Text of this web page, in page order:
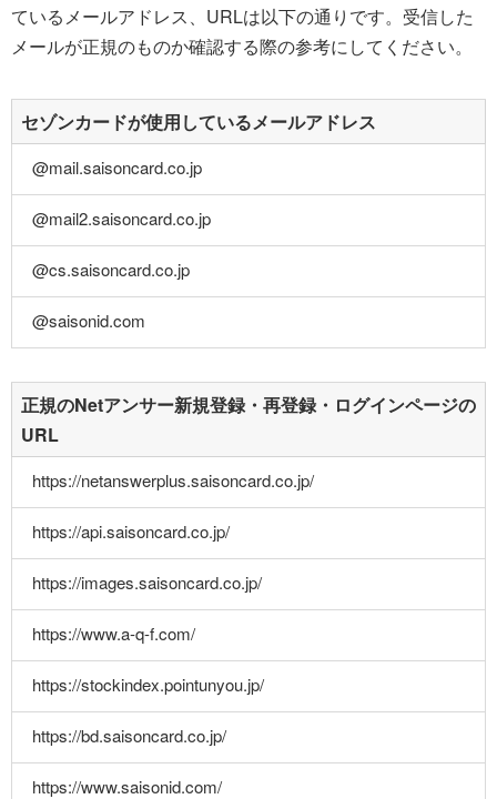
ているメールアドレス、URLは以下の通りです。受信した
メールが正規のものか確認する際の参考にしてください。
セゾンカードが使用しているメールアドレス
@mail.saisoncard.co.jp
@mail2.saisoncard.co.jp
@cs.saisoncard.co.jp
@saisonid.com
正規のNetアンサー新規登録・再登録・ログインページの
URL
https://netanswerplus.saisoncard.co.jp/
https://api.saisoncard.co.jp/
https://images.saisoncard.co.jp/
https://www.a-q-f.com/
https://stockindex.pointunyou.jp/
https://bd.saisoncard.co.jp/
https://www.saisonid.com/